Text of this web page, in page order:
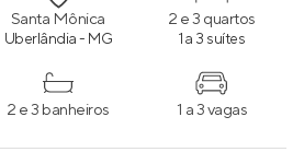
Santa Mônica
Uberlândia - MG
2 e 3 quartos
1 a 3 suítes
2 e 3 banheiros 1 a 3 vagas